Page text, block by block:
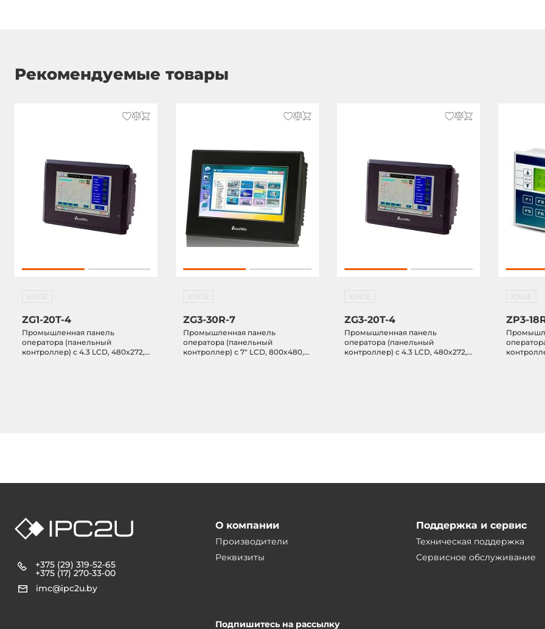
Рекомендуемые товары
ZG1-20T-4
Промышленная панель
оператора (панельный
контроллер) с 4.3 LCD, 480x272,
ZG3-30R-7
Промышленная панель
оператора (панельный
контроллер) с 7" LCD, 800x480,
ZG3-20T-4
Промышленная панель
оператора (панельный
контроллер) с 4.3 LCD, 480x272,
ZP3-
+375 (29) 319-52-65
+375 (17) 270-33-00
imc@ipc2u.by
О компании
Производители
Реквизиты
Поддержка и сервис
Техническая поддержка
Сервисное обслуживание
Подпишитесь на рассылку